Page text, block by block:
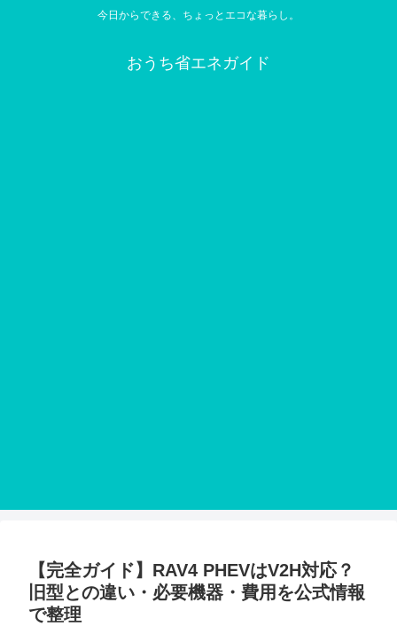
今日からできる、ちょっとエコな暮らし。
おうち省エネガイド
【完全ガイド】RAV4 PHEVはV2H対応？
旧型との違い・必要機器・費用を公式情報
で整理